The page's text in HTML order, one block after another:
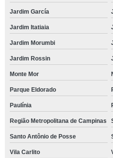
Jardim García
Jardim Itatiaia
Jardim Morumbi
Jardim Rossin
Monte Mor
Parque Eldorado
Paulínia
Região Metropolitana de Campinas
Santo Antônio de Posse
Vila Carlito